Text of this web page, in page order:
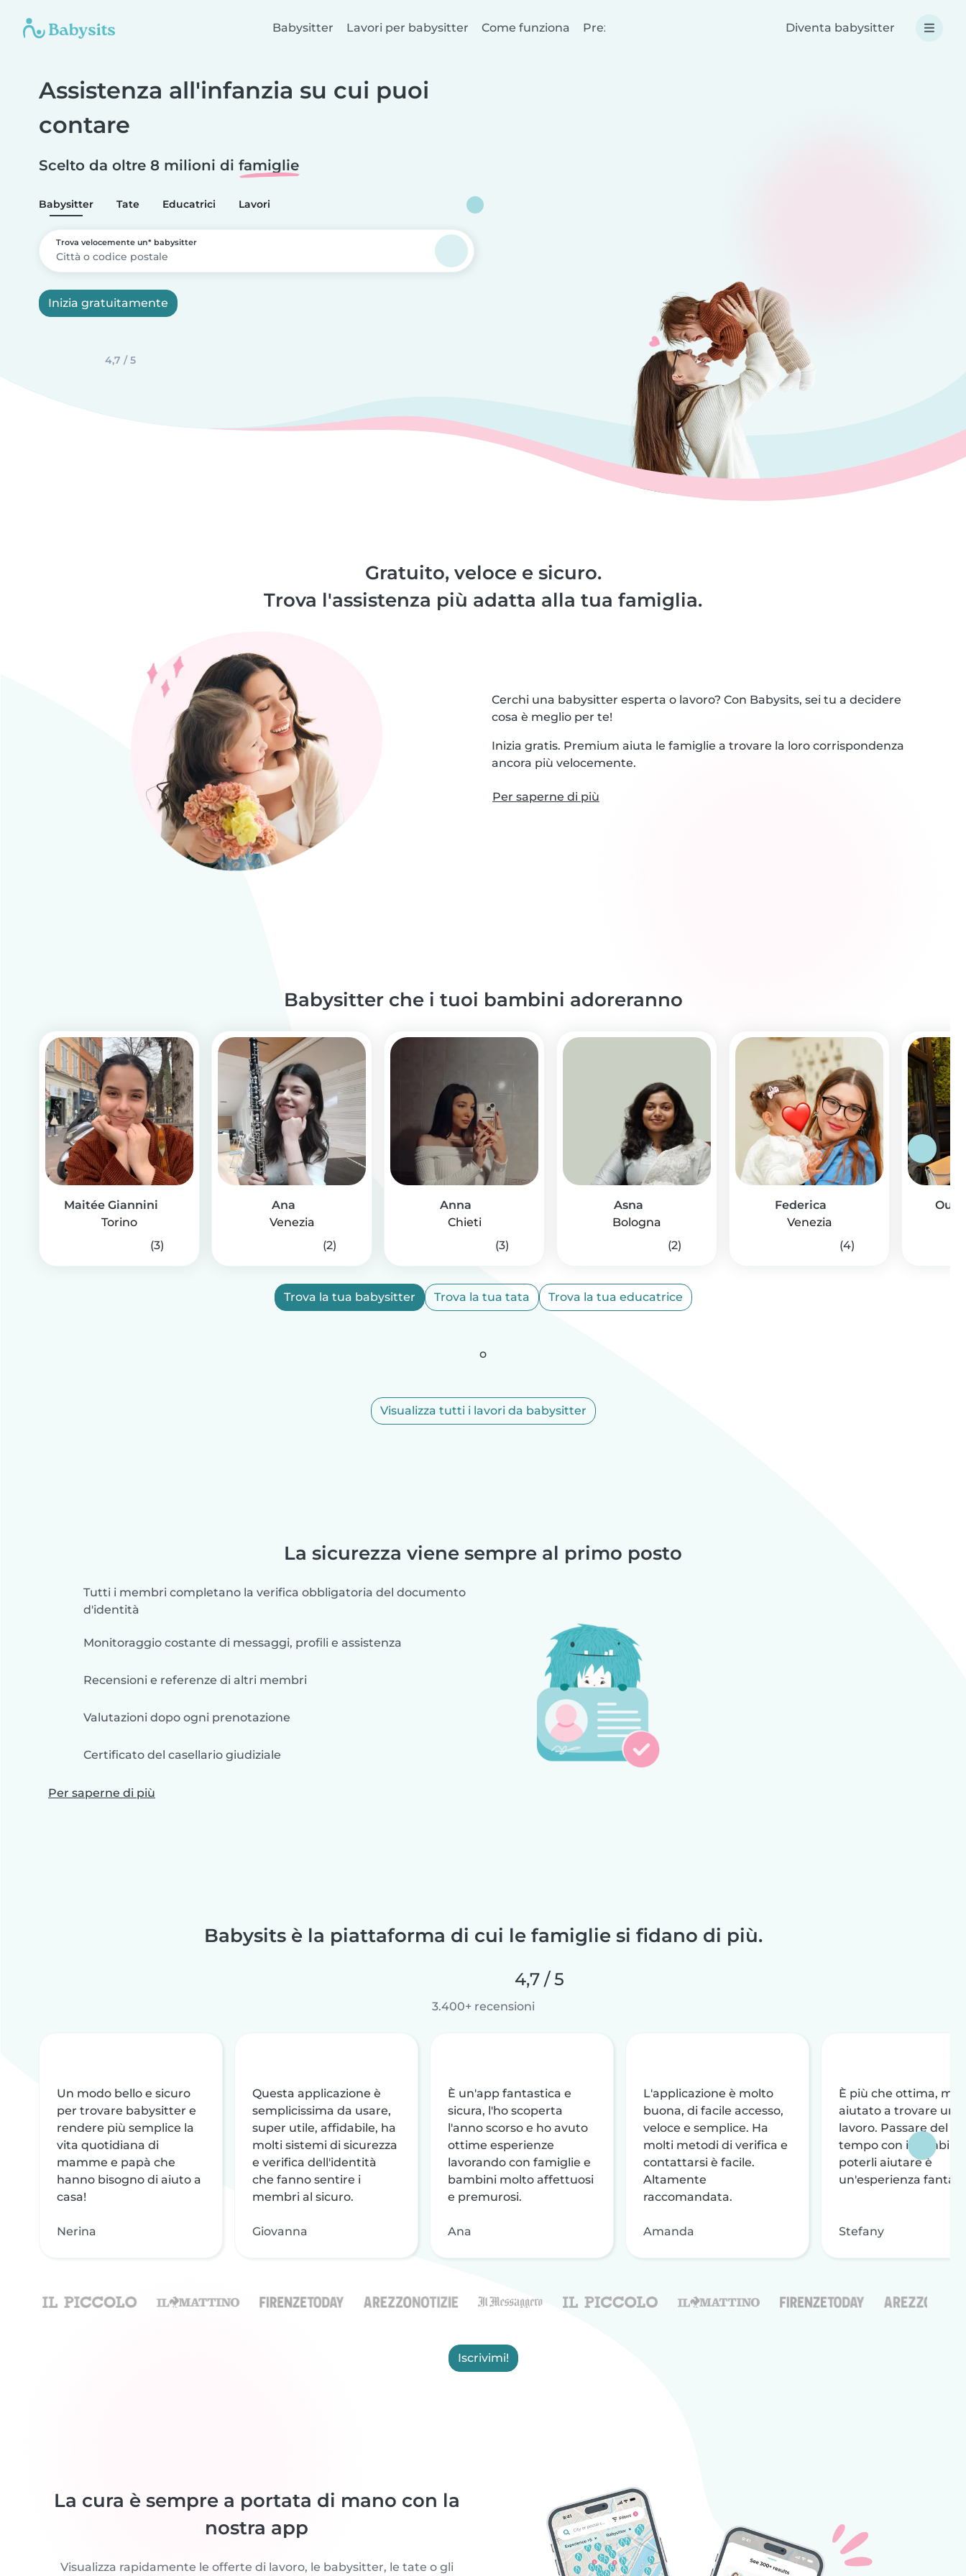
Babysitter Lavori per babysitter Come funziona Prezzi Diventa babysitter
Assistenza all'infanzia su cui puoi
contare
Scelto da oltre 8 milioni di famiglie
Babysitter Tate Educatrici Lavori
Trova velocemente un* babysitter
Inizia gratuitamente
4,7 / 5
Gratuito, veloce e sicuro.
Trova l'assistenza più adatta alla tua famiglia.
Cerchi una babysitter esperta o lavoro? Con Babysits, sei tu a decidere
cosa è meglio per te!
Inizia gratis. Premium aiuta le famiglie a trovare la loro corrispondenza
ancora più velocemente.
Per saperne di più
Babysitter che i tuoi bambini adoreranno
Maitée Giannini
Torino
(3)
Ana
Venezia
(2)
Anna
Chieti
(3)
Asna
Bologna
(2)
Federica
Venezia
(4)
Trova la tua babysitter Trova la tua tata Trova la tua educatrice
o
Visualizza tutti i lavori da babysitter
La sicurezza viene sempre al primo posto
Tutti i membri completano la verifica obbligatoria del documento
d'identità
Monitoraggio costante di messaggi, profili e assistenza
Recensioni e referenze di altri membri
Valutazioni dopo ogni prenotazione
Certificato del casellario giudiziale
Per saperne di più
Babysits è la piattaforma di cui le famiglie si fidano di più.
4,7 / 5
3.400+ recensioni
Un modo bello e sicuro
per trovare babysitter e
rendere più semplice la
vita quotidiana di
mamme e papà che
hanno bisogno di aiuto a
casa!
Nerina
Questa applicazione è
semplicissima da usare,
super utile, affidabile, ha
molti sistemi di sicurezza
e verifica dell'identità
che fanno sentire i
membri al sicuro.
Giovanna
È un'app fantastica e
sicura, l'ho scoperta
l'anno scorso e ho avuto
ottime esperienze
lavorando con famiglie e
bambini molto affettuosi
e premurosi.
Ana
L'applicazione è molto
buona, di facile accesso,
veloce e semplice. Ha
molti metodi di verifica e
contattarsi è facile.
Altamente
raccomandata.
Amanda
È più che ottima, mi
aiutato a trovare un
lavoro. Passare del
tempo con i bambini
poterli aiutare è
un'esperienza
Stefany
Iscrivimi!
La cura è sempre a portata di mano con la
nostra app
Visualizza rapidamente le offerte di lavoro, le babysitter, le tate o gli